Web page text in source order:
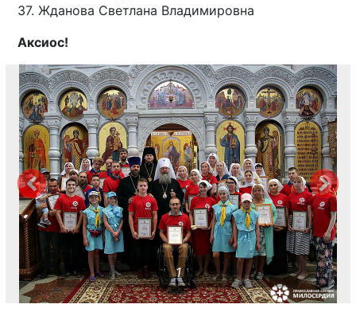
37. Жданова Светлана Владимировна
Аксиос!
1